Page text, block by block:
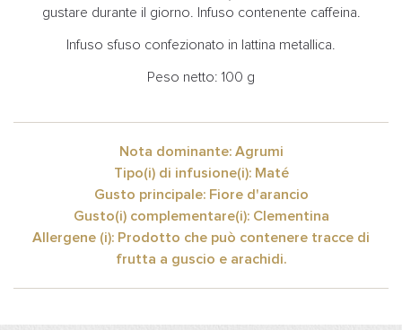
gustare durante il giorno. Infuso contenente caffeina.
Infuso sfuso confezionato in lattina metallica.
Peso netto: 100 g
Nota dominante: Agrumi
Tipo(i) di infusione(i): Maté
Gusto principale: Fiore d'arancio
Gusto(i) complementare(i): Clementina
Allergene (i): Prodotto che può contenere tracce di
frutta a guscio e arachidi.